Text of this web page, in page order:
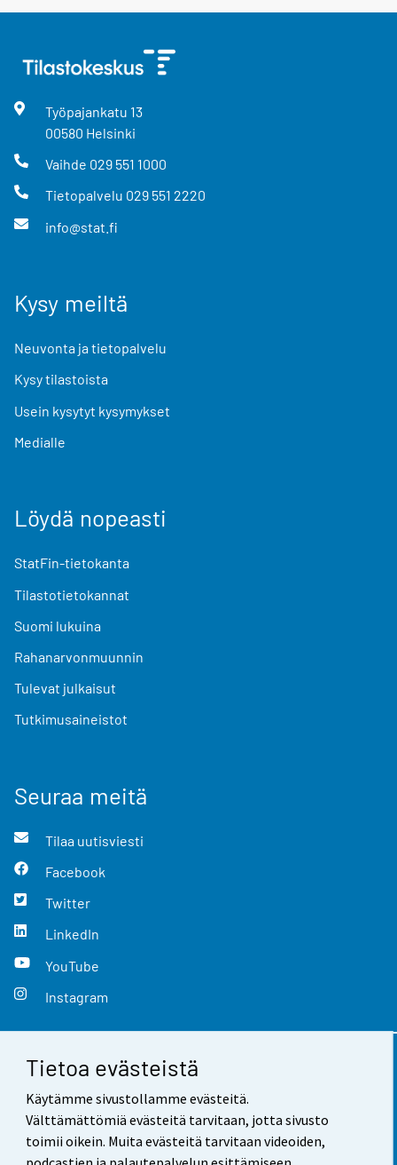
Tietoa evästeistä
Käytämme sivustollamme evästeitä.
Välttämättömiä evästeitä tarvitaan, jotta sivusto
toimii oikein. Muita evästeitä tarvitaan videoiden,
Työpajankatu 13
00580 Helsinki
Vaihde 029 551 1000
Tietopalvelu 029 551 2220
info@stat.fi
Kysy meiltä
Neuvonta ja tietopalvelu
Kysy tilastoista
Usein kysytyt kysymykset
Medialle
Löydä nopeasti
StatFin-tietokanta
Tilastotietokannat
Suomi lukuina
Rahanarvonmuunnin
Tulevat julkaisut
Tutkimusaineistot
Seuraa meitä
Tilaa uutisviesti
Facebook
Twitter
LinkedIn
YouTube
Instagram
Yhteystiedot
Palaute
Käyttöehdot